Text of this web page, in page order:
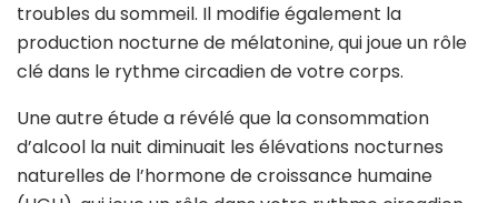
troubles du sommeil. Il modifie également la
production nocturne de mélatonine, qui joue un rôle
clé dans le rythme circadien de votre corps.
Une autre étude a révélé que la consommation
d’alcool la nuit diminuait les élévations nocturnes
naturelles de l’hormone de croissance humaine